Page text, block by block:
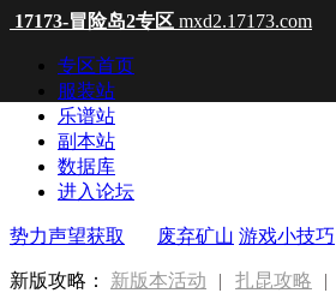
17173-冒险岛2专区 mxd2.17173.com
专区首页
服装站
乐谱站
副本站
数据库
进入论坛
势力声望获取 废弃矿山 游戏小技巧
新版攻略： 新版本活动 | 扎昆攻略 |